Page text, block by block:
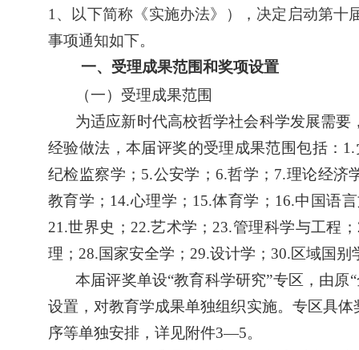
1 、以下简称《实施办法》），决定启动第
事项通知如下。
一、受理成果范围和奖项设置
（一）受理成果范围
为适应新时代高校哲学社会科学发展需
经验做法，本届评奖的受理成果范围包括： 1.
纪检监察学； 5.公安学； 6.哲学； 7.理论经济
教育学； 14.心理学； 15.体育学； 16.中国语
21.世界史； 22.艺术学； 23.管理科学与工程；
理； 28.国家安全学； 29.设计学； 30. 区域国别
本届评奖单设“教育科学研究”专区，由原“
设置，对教育学成果单独组织实施。专区具
序等单独安排，详见附件3—5。